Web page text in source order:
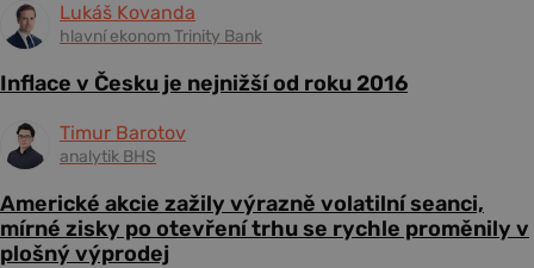
Lukáš Kovanda
hlavní ekonom Trinity Bank
Inflace v Česku je nejnižší od roku 2016
Timur Barotov
analytik BHS
Americké akcie zažily výrazně volatilní seanci,
mírné zisky po otevření trhu se rychle proměnily v
plošný výprodej